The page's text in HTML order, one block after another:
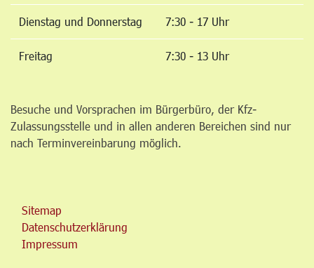
Dienstag und Donnerstag 7:30 - 17 Uhr
Freitag 7:30 - 13 Uhr
Besuche und Vorsprachen im Bürgerbüro, der Kfz-
Zulassungsstelle und in allen anderen Bereichen sind nur
nach Terminvereinbarung möglich.
Sitemap
Datenschutzerklärung
Impressum